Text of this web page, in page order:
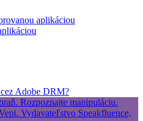
aplikáciou
Adobe DRM?